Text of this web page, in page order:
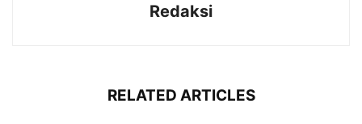
Redaksi
RELATED ARTICLES